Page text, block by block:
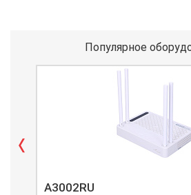
Популярное
A3002RU